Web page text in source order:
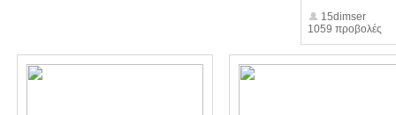
1059 προβολές
15dimser